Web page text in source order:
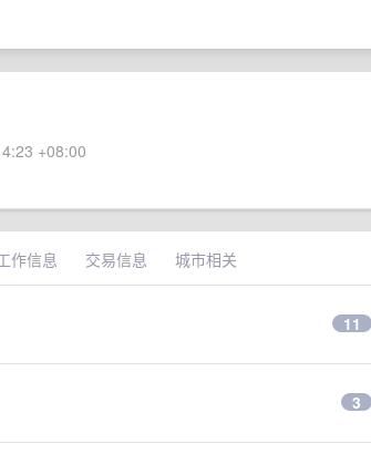
+08:00
作信息 交易信息 城市相关
11
3